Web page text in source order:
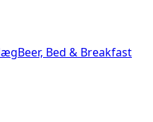
Beer, Bed & Breakfast